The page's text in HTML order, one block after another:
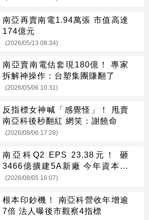
南亞再賣南電1.94萬張 市值高達
174億元
(2026/05/13 08:34)
南亞賣南電估套現180億！ 專家
拆解神操作：台塑集團賺翻了
(2026/05/06 10:31)
反指標女神喊「感覺怪」！ 甩賣
南亞科後秒翻紅 網笑：謝饒命
(2026/08/06 17:28)
南亞科Q2 EPS 23.38元！ 砸
3466億擴建5A新廠 今年資本支
出增至697億
(2026/08/05 16:07)
根本印鈔機！ 南亞科營收年增逾
7倍 法人曝後市觀察4指標